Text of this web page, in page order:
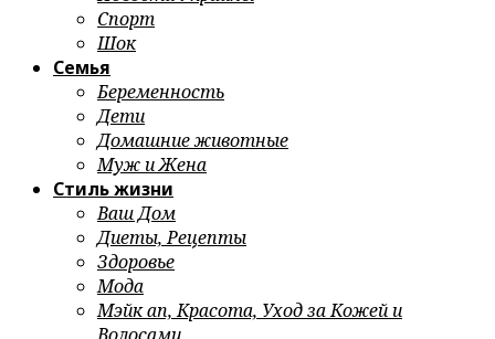
Спорт
Шок
Семья
Беременность
Дети
Домашние животные
Муж и Жена
Стиль жизни
Ваш Дом
Диеты, Рецепты
Здоровье
Мода
Мэйк ап, Красота, Уход за Кожей и